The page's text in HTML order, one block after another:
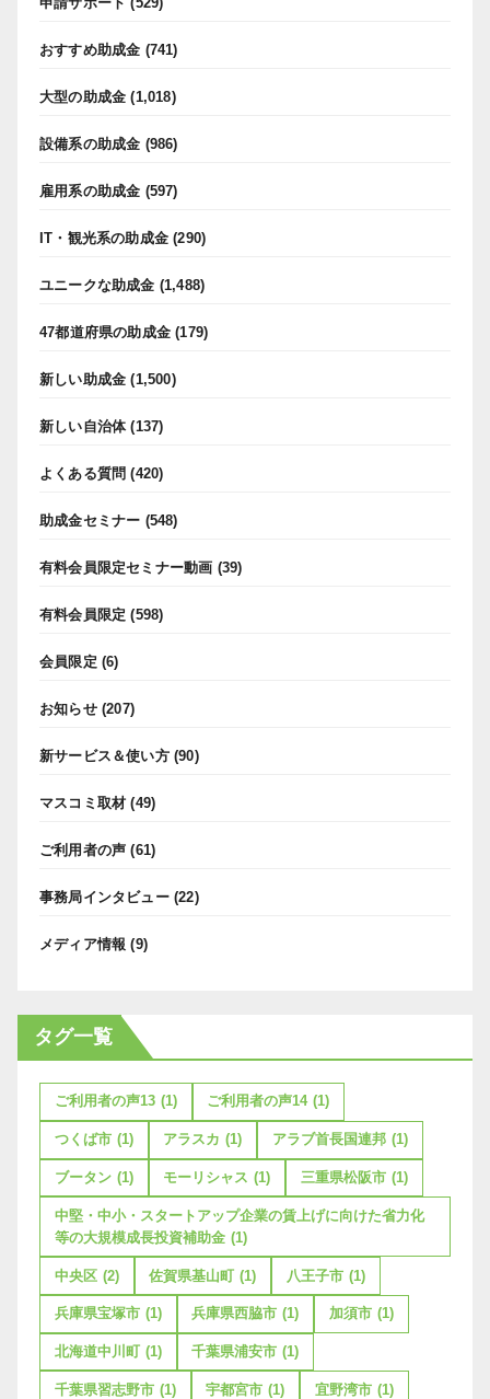
おすすめ助成金 (741)
大型の助成金 (1,018)
設備系の助成金 (986)
雇用系の助成金 (597)
IT・観光系の助成金 (290)
ユニークな助成金 (1,488)
47都道府県の助成金 (179)
新しい助成金 (1,500)
新しい自治体(137)
よくある質問 (420)
助成金セミナー (548)
有料会員限定セミナー動画 (39)
有料会員限定 (598)
会員限定 (6)
お知らせ(207)
新サービス＆使い方(90)
マスコミ取材 (49)
ご利用者の声 (61)
事務局インタビュー(22)
メディア情報 (9)
タグ一覧
ご利用者の声13 (1) ご利用者の声14 (1)
つくば市 (1) アラスカ (1) アラブ首長国連邦 (1)
ブータン (1) モーリシャス (1) 三重県松阪市 (1)
中堅・中小・スタートアップ企業の賃上げに向けた省力化
等の大規模成長投資補助金 (1)
中央区 (2) 佐賀県基山町 (1) 八王子市 (1)
兵庫県宝塚市 (1) 兵庫県西脇市 (1) 加須市 (1)
北海道中川町 (1) 千葉県浦安市 (1)
千葉県習志野市 (1) 宇都宮市 (1) 宜野湾市 (1)